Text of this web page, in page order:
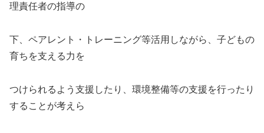
理責任者の指導の
下、ペアレント・トレーニング等活用しながら、子どもの
育ちを支える力を
つけられるよう支援したり、環境整備等の支援を行ったり
することが考えら